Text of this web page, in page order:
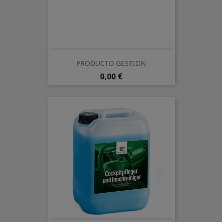
PRODUCTO GESTION
Precio
0,00 €